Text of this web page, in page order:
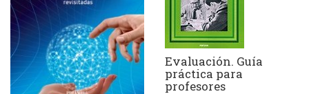
Evaluación. Guía
práctica para
profesores